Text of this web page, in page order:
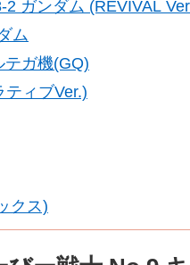
ガンダム (REVIVAL
ム
テガ機(GQ)
ィブVer.)
クス)